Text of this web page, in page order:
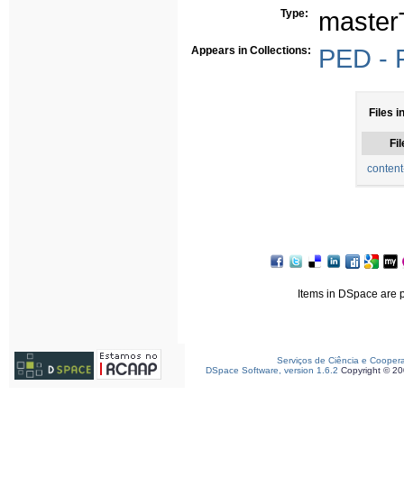
Type:
Appears in Collections: PED -
Files
Items in DSpace are
Serviços de Ciência e
DSpace Software, version 1.6.2 Copyright ©